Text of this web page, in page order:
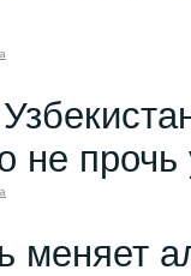
не
меняет